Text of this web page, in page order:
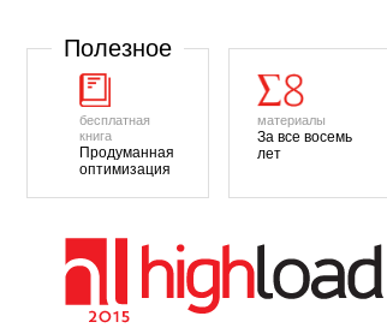
Полезное
бесплатная
книга
Продуманная
оптимизация
материалы
За все восемь
лет